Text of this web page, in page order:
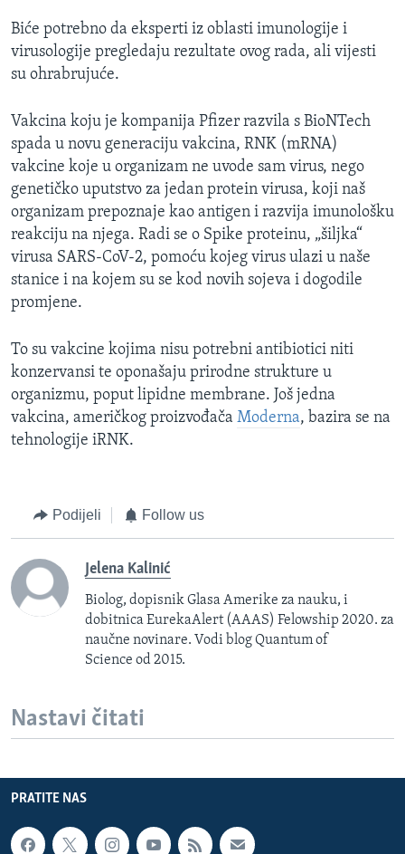
Biće potrebno da eksperti iz oblasti imunologije i
virusologije pregledaju rezultate ovog rada, ali vijesti
su ohrabrujuće.
Vakcina koju je kompanija Pfizer razvila s BioNTech
spada u novu generaciju vakcina, RNK (mRNA)
vakcine koje u organizam ne uvode sam virus, nego
genetičko uputstvo za jedan protein virusa, koji naš
organizam prepoznaje kao antigen i razvija imunološku
reakciju na njega. Radi se o Spike proteinu, „šiljka“
virusa SARS-CoV-2, pomoću kojeg virus ulazi u naše
stanice i na kojem su se kod novih sojeva i dogodile
promjene.
To su vakcine kojima nisu potrebni antibiotici niti
konzervansi te oponašaju prirodne strukture u
organizmu, poput lipidne membrane. Još jedna
vakcina, američkog proizvođača Moderna, bazira se na
tehnologije iRNK.
Podijeli Follow us
Jelena Kalinić
Biolog, dopisnik Glasa Amerike za nauku, i
dobitnica EurekaAlert (AAAS) Felowship 2020. za
naučne novinare. Vodi blog Quantum of
Science od 2015.
Nastavi čitati
PRATITE NAS